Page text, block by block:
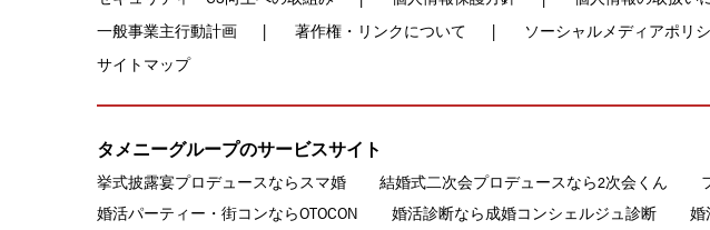
一般事業主行動計画
著作権・リンクについて ソーシャルメディアポリ
サイトマップ
タメニーグループのサービスサイト
挙式披露宴プロデュースならスマ婚 結婚式二次会プロデュースなら2次会くん
婚活パーティー・街コンならOTOCON
婚活診断なら成婚コンシェルジュ診断 婚